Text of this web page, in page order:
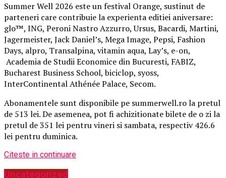
Summer Well 2026 este un festival Orange, sustinut de
parteneri care contribuie la experienta editiei aniversare:
glo™, ING, Peroni Nastro Azzurro, Ursus, Bacardi, Martini,
Jagermeister, Jack Daniel’s, Mega Image, Pepsi, Fashion
Days, alpro, Transalpina, vitamin aqua, Lay’s, e-on,
Academia de Studii Economice din Bucuresti, FABIZ,
Bucharest Business School, biciclop, syoss,
InterContinental Athénée Palace, Secom.
Abonamentele sunt disponibile pe summerwell.ro la pretul
de 513 lei. De asemenea, pot fi achizitionate bilete de o zi la
pretul de 351 lei pentru vineri si sambata, respectiv 426.6
lei pentru duminica.
Citeste in continuare
Uncategorized